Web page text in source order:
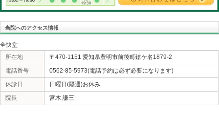
の為に専門の学習をしなければなりません。やっと日本
注目して来ました。しかし日本にはまだ数名しか居ない
者の皆様、経営の事ばかり考えてないで気配りもお願い
«黄金週間後半